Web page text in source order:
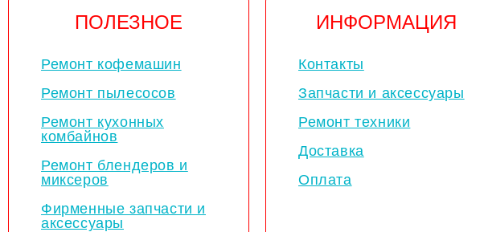
ПОЛЕЗНОЕ
Ремонт кофемашин
Ремонт пылесосов
Ремонт кухонных
комбайнов
Ремонт блендеров и
миксеров
Фирменные запчасти и
аксессуары
ИНФОРМАЦИЯ
Контакты
Запчасти и аксессуары
Ремонт техники
Доставка
Оплата